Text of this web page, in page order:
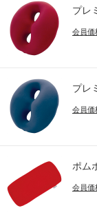
プレ
会員価
プレ
会員価
ポム
会員価